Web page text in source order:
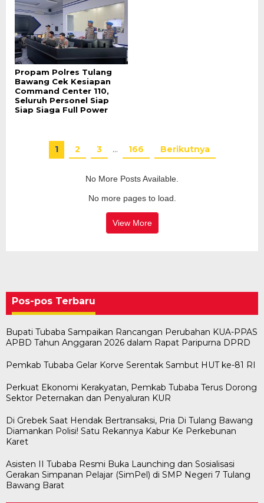
Propam Polres Tulang
Bawang Cek Kesiapan
Command Center 110,
Seluruh Personel Siap
Siap Siaga Full Power
1 2 3 … 166 Berikutnya
No More Posts Available.
No more pages to load.
View More
Pos-pos Terbaru
Bupati Tubaba Sampaikan Rancangan Perubahan KUA-PPAS
APBD Tahun Anggaran 2026 dalam Rapat Paripurna DPRD
Pemkab Tubaba Gelar Korve Serentak Sambut HUT ke-81 RI
Perkuat Ekonomi Kerakyatan, Pemkab Tubaba Terus Dorong
Sektor Peternakan dan Penyaluran KUR
Di Grebek Saat Hendak Bertransaksi, Pria Di Tulang Bawang
Diamankan Polisi! Satu Rekannya Kabur Ke Perkebunan
Karet
Asisten II Tubaba Resmi Buka Launching dan Sosialisasi
Gerakan Simpanan Pelajar (SimPel) di SMP Negeri 7 Tulang
Bawang Barat
Bawaslu Tegaskan Sikap Siap Bersinergi
Usai Musda, DPD Golkar Tulang Bawang Gelar
M. Aris Pratama Hanan Resmi ‘Nakhodai’ DPD II
Herman HN Lantik Budi Yohanda sebagai
Bupati Tubaba Hadiri Pelantikan Pengurus DPD